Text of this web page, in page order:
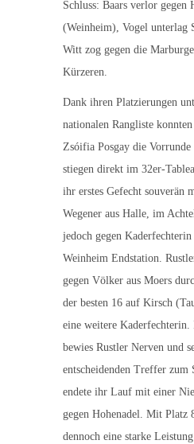
Schluss: Baars verlor gegen
(Weinheim), Vogel unterlag
Witt zog gegen die
Kürzeren.
Dank ihren Platzierungen
nationalen Rangliste
Zsóifia Posgay die Vorrunde
stiegen direkt im 32er-
ihr erstes Gefecht souverän
Wegener aus Halle, im
jedoch gegen Kaderfechterin
Weinheim Endstation.
gegen Völker aus Moers
der besten 16 auf Kirsch
eine weitere
bewies Rustler Nerven und
entscheidenden Treffer
endete ihr Lauf mit einer
gegen Hohenadel. Mit Platz
dennoch eine starke